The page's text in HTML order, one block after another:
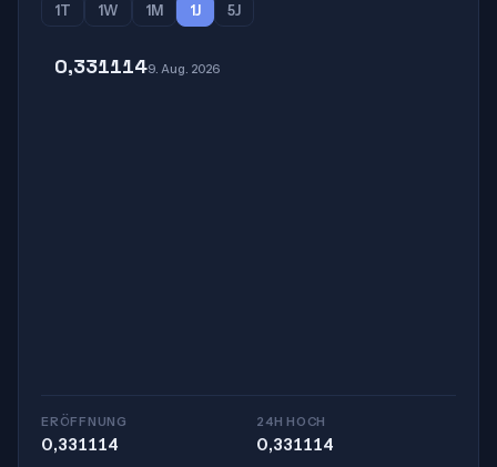
1T
1W 1M 1J 5J
0,3311149. Aug. 2026
ERÖFFNUNG
0,331114
24H HOCH
0,331114